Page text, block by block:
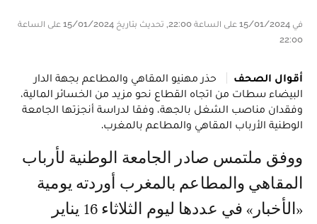
في 15/01/2024 على الساعة 22:00, تحديث بتاريخ 15/01/2024 على الساعة
22:00
أقوال الصحف
حذر مهنيو المقاهي والمطاعم بجهة الدار
البيضاء سطات من اتجاه القطاع نحو مزيد من الخسائر المالية،
وفقدان مناصب الشغل بالجهة، وفقا لدراسة أنجزتها الجامعة
الوطنية الأرباب المقاهي والمطاعم بالمغرب.
ووفق ملتمس صادر الجامعة الوطنية لأرباب
المقاهي والمطاعم بالمغرب أوردته يومية
«الأخبار» في عددها ليوم الثلاثاء 16 يناير